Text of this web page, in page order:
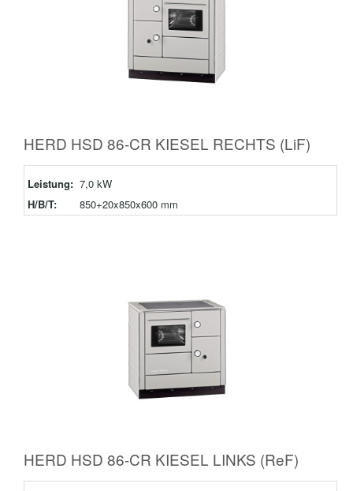
HERD HSD 86-CR KIESEL RECHTS (LiF)
Leistung: 7,0 kW
H/B/T:
850+20x850x600 mm
HERD HSD 86-CR KIESEL LINKS (ReF)